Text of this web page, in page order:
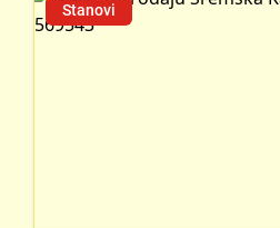
Stanovi